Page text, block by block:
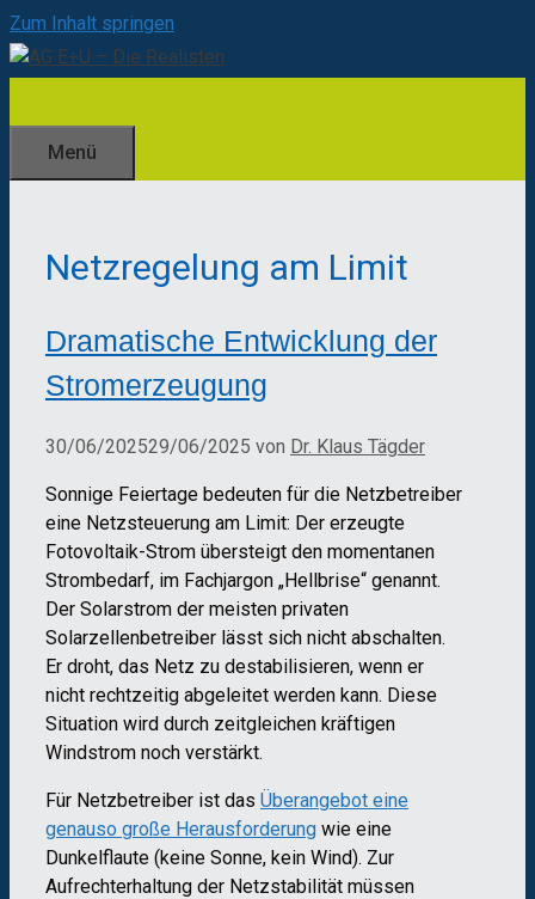
Zum Inhalt springen
Menü
Netzregelung am Limit
Dramatische Entwicklung der
Stromerzeugung
30/06/202529/06/2025 von Dr. Klaus Tägder
Sonnige Feiertage bedeuten für die Netzbetreiber
eine Netzsteuerung am Limit: Der erzeugte
Fotovoltaik-Strom übersteigt den momentanen
Strombedarf, im Fachjargon „Hellbrise“ genannt.
Der Solarstrom der meisten privaten
Solarzellenbetreiber lässt sich nicht abschalten.
Er droht, das Netz zu destabilisieren, wenn er
nicht rechtzeitig abgeleitet werden kann. Diese
Situation wird durch zeitgleichen kräftigen
Windstrom noch verstärkt.
Für Netzbetreiber ist das Überangebot eine
genauso große Herausforderung wie eine
Dunkelflaute (keine Sonne, kein Wind). Zur
Aufrechterhaltung der Netzstabilität müssen